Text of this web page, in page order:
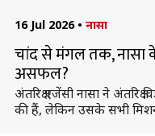
16 Jul 2026 • नासा
चांद से मंगल तक, नासा
असफल?
अंतरिक्ष एजेंसी नासा ने
की हैं, लेकिन उसके सभी